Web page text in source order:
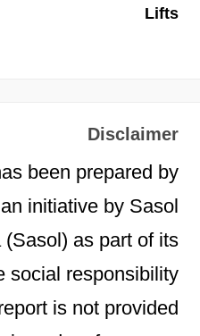
Lifts
Disclaimer
been prepared by
initiative by Sasol
as part of its
social responsibility
is not provided